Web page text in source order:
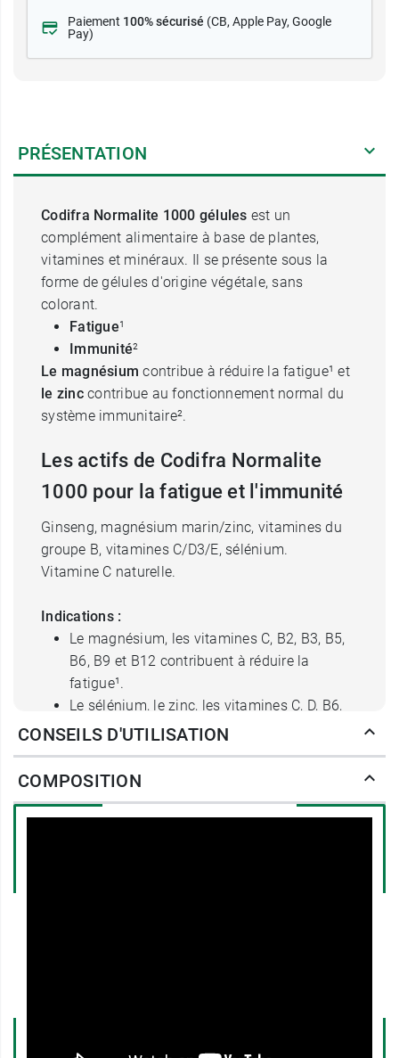
Paiement 100% sécurisé (CB, Apple Pay, Google
Pay)
PRÉSENTATION
Codifra Normalite 1000 gélules est un
complément alimentaire à base de plantes,
vitamines et minéraux. Il se présente sous la
forme de gélules d'origine végétale, sans
colorant.
Fatigue¹
Immunité²
Le magnésium contribue à réduire la fatigue¹ et
le zinccontribue au fonctionnement normal du
système immunitaire².
Les actifs de Codifra Normalite
1000 pour la fatigue et l'immunité
Ginseng, magnésium marin/zinc, vitamines du
groupe B, vitamines C/D3/E, sélénium.
Vitamine C naturelle.
Indications :
Le magnésium, les vitamines C, B2, B3, B5,
B6, B9 et B12 contribuent à réduire la
fatigue¹.
Le sélénium, le zinc, les vitamines C, D, B6,
B9 et B12 contribuent au fonctionnement
Le magnésium et les vitamines C, B1, B2, B3,
énergétique normal.
CONSEILS D'UTILISATION
COMPOSITION